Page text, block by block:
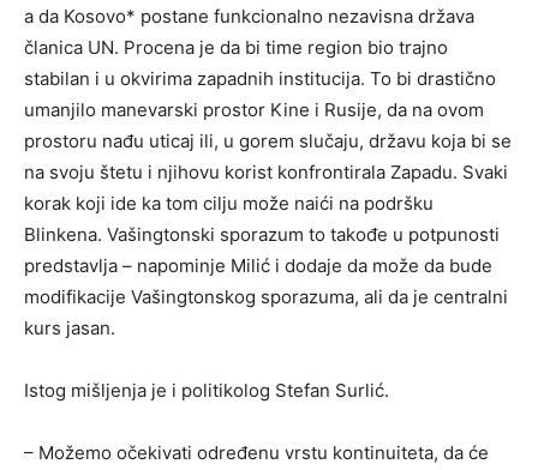
a da Kosovo* postane funkcionalno nezavisna država
članica UN. Procena je da bi time region bio trajno
stabilan i u okvirima zapadnih institucija. To bi drastično
umanjilo manevarski prostor Kine i Rusije, da na ovom
prostoru nađu uticaj ili, u gorem slučaju, državu koja bi se
na svoju štetu i njihovu korist konfrontirala Zapadu. Svaki
korak koji ide ka tom cilju može naići na podršku
Blinkena. Vašingtonski sporazum to takođe u potpunosti
predstavlja – napominje Milić i dodaje da može da bude
modifikacije Vašingtonskog sporazuma, ali da je centralni
kurs jasan.
Istog mišljenja je i politikolog Stefan Surlić.
– Možemo očekivati određenu vrstu kontinuiteta, da će